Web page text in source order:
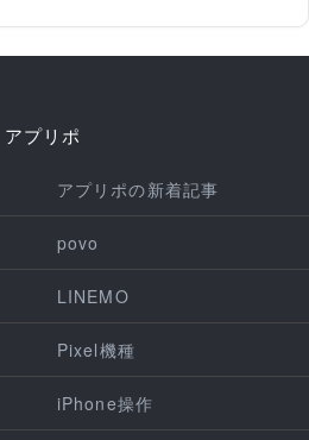
アプリポ
アプリポの新着記事
povo
LINEMO
Pixel機種
iPhone操作